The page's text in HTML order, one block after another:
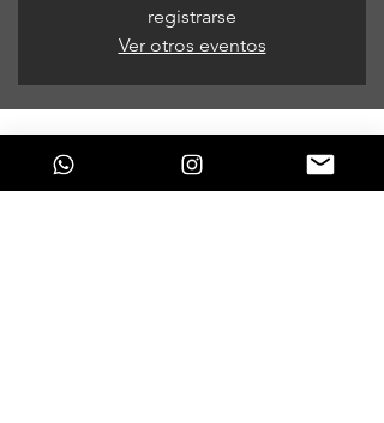
registrarse
Ver otros eventos
Horario y ubicación
23 de jul de 2021, 9:00 a. m. – 24 de jul de